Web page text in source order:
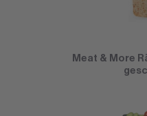
Meat & More